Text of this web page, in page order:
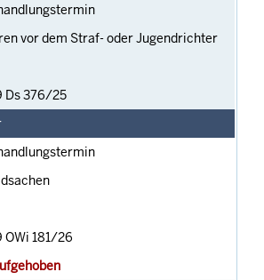
vor dem Straf- oder Jugendrichter
Ds 376/25
OWi 181/26